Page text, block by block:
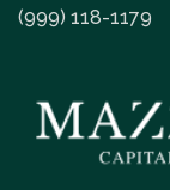
(999) 118-1179